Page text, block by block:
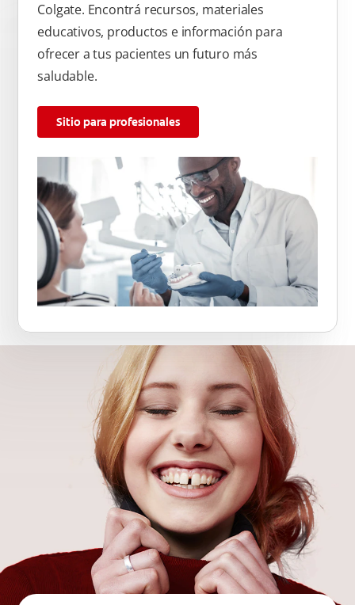
Colgate. Encontrá recursos, materiales
educativos, productos e información para
ofrecer a tus pacientes un futuro más
saludable.
Sitio para profesionales